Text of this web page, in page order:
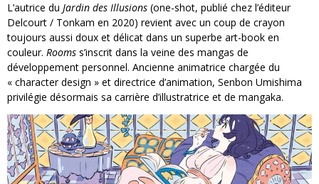
Yoshi and the mysterious book
L’autrice du Jardin des Illusions (one-shot, publié chez l’éditeur
Delcourt / Tonkam en 2020) revient avec un coup de crayon
toujours aussi doux et délicat dans un superbe art-book en
couleur. Rooms s’inscrit dans la veine des mangas de
développement personnel. Ancienne animatrice chargée du
« character design » et directrice d’animation, Senbon Umishima
privilégie désormais sa carrière d’illustratrice et de mangaka.